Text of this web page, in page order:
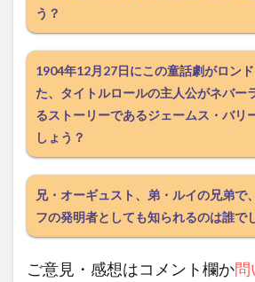
う？
1904年12月27日にこの童話劇がロン
た、タイトルロールの主人公がネバー
るストーリーであるジェームス・バリ
しょう？
兄・オーギュスト、弟・ルイの兄弟で
フの発明者としても知られるのは誰で
ご意見・感想はコメント欄か問